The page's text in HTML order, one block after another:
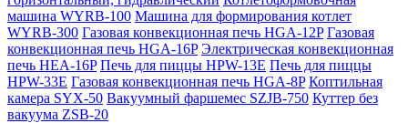
машина WYRB-100 Машина для формирования котлет
WYRB-300 Газовая конвекционная печь HGA-12P Газовая
конвекционная печь HGA-16P Электрическая конвекционная
печь HEA-16P Печь для пиццы HPW-13E Печь для пиццы
HPW-33E Газовая конвекционная печь HGA-8P Коптильная
камера SYX-50 Вакуумный фаршемес SZJB-750 Куттер без
вакуума ZSB-20